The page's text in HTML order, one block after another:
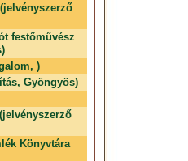
festőművész
)
Gyöngyös)
Könyvtára